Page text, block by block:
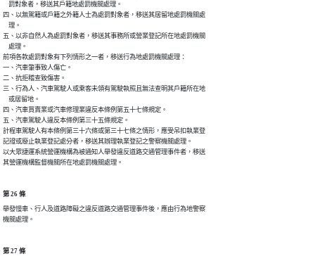
    罰對象者，移送其戶籍地處罰機關處理。
四、以無駕籍或戶籍之外籍人士為處罰對象者，移送其居留地處罰機關處
    理。
五、以非自然人為處罰對象者，移送其事務所或營業登記所在地處罰機關
    處理。
前項各款處罰對象有下列情形之一者，移送行為地處罰機關處理：
一、汽車肇事致人傷亡。
二、抗拒稽查致傷害。
三、行為人、汽車駕駛人或乘客未領有駕駛執照且無法查明其戶籍所在地
    或居留地。
四、汽車買賣業或汽車修理業違反本條例第五十七條規定。
五、汽車駕駛人違反本條例第三十五條規定。
計程車駕駛人有本條例第三十六條或第三十七條之情形，應受吊扣執業登
記證或廢止執業登記處分者，移送其辦理執業登記之警察機關處理。
以大眾捷運系統營運機構為被通知人舉發違反道路交通管理事件者，移送
其營運機構監督機關所在地處罰機關處理。
第 26 條
舉發慢車、行人及道路障礙之違反道路交通管理事件後，應由行為地警察
機關處理。
第 27 條